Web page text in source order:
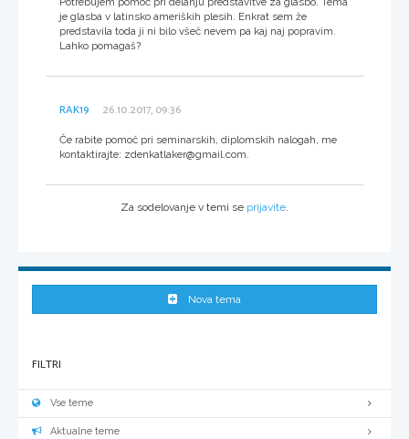
je glasba v latinsko ameriških plesih. Enkrat sem že
predstavila toda ji ni bilo všeč nevem pa kaj naj popravim.
Lahko pomagaš?
RAK19 26.10.2017, 09:36
Če rabite pomoč pri seminarskih, diplomskih nalogah, me
kontaktirajte: zdenkatlaker@gmail.com.
Za sodelovanje v temi se prijavite
Nova tema
FILTRI
Vse teme
Aktualne teme